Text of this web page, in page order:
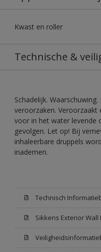
Kwast en roller
Technische &
Schadelijk.
veroorzaken. Veroorzaakt
voor in het water levende
gevolgen. Let op! Bij
inhaleerbare druppels
inademen.
Technisch